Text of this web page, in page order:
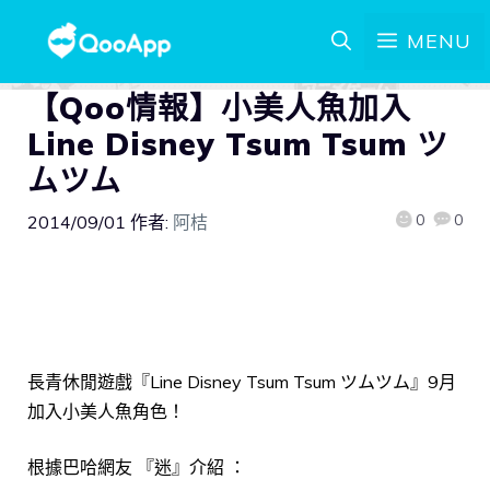
MENU
【Qoo情報】小美人魚加入
Line Disney Tsum Tsum ツ
ムツム
2014/09/01 作者: 阿桔 0 0
長青休閒遊戲『Line Disney Tsum Tsum ツムツム』9月
加入小美人魚角色！
根據巴哈網友 『迷』介紹 ：